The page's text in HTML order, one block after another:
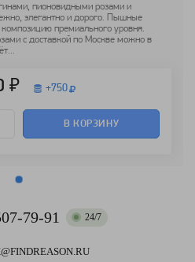
пионовидными розами и
элегантно и дорого. Пышные
премиального уровня.
с доставкой по Москве можно в
₽ +750
В КОРЗИНУ
79-91 24/7